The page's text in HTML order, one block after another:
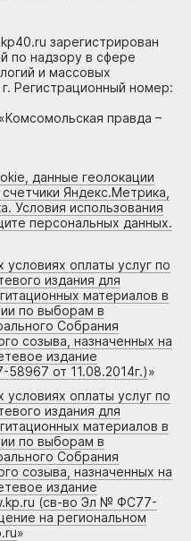
зарегистрирован
по надзору в сфере
и массовых
Регистрационный номер:
правда –
данные геолокации
Яндекс.Метрика,
Условия использования
персональных данных.
оплаты услуг по
издания для
материалов в
по выборам в
Собрания
созыва, назначенных на
издание
от 11.08.2014г.)»
оплаты услуг по
издания для
материалов в
по выборам в
Собрания
созыва, назначенных на
издание
(св-во Эл № ФС77-
на региональном
»